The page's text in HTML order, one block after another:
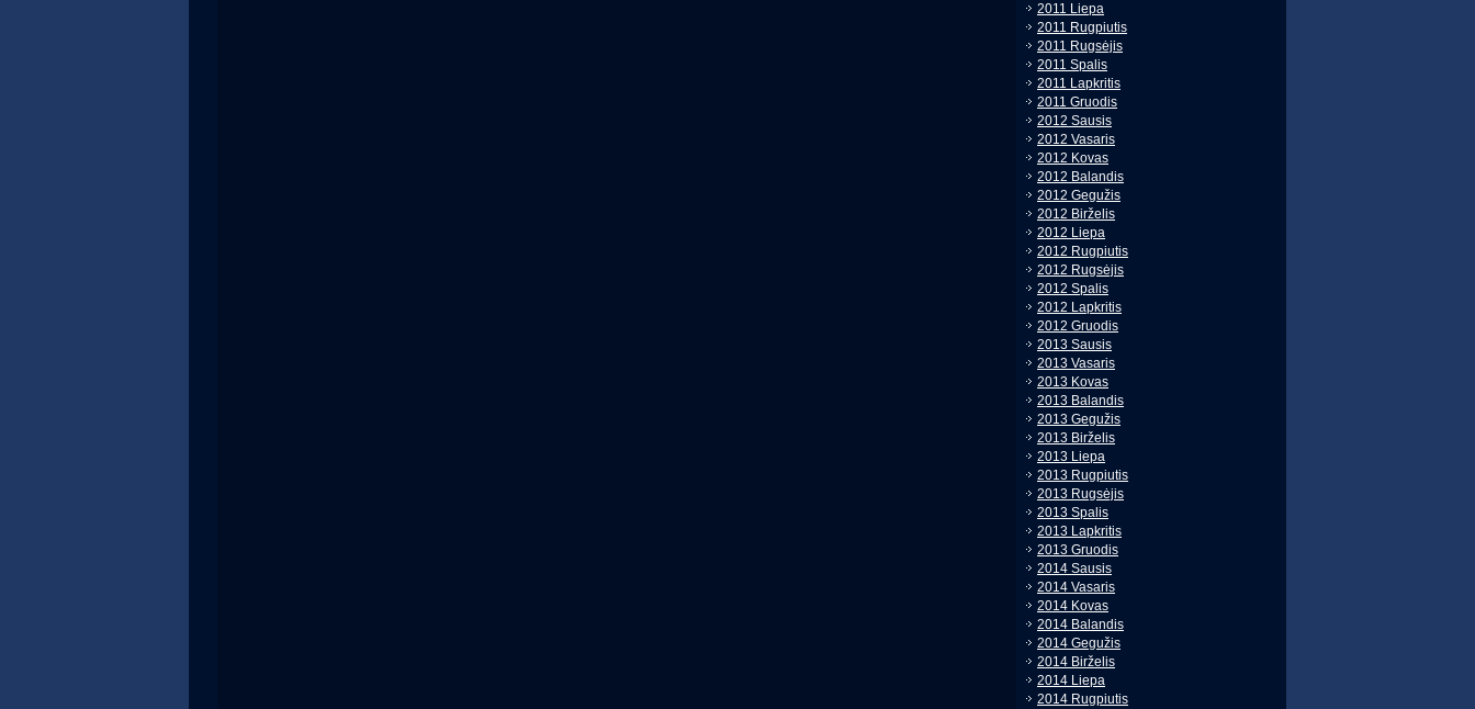
2011 Liepa
2011 Rugpiutis
2011 Rugsėjis
2011 Spalis
2011 Lapkritis
2011 Gruodis
2012 Sausis
2012 Vasaris
2012 Kovas
2012 Balandis
2012 Gegužis
2012 Birželis
2012 Liepa
2012 Rugpiutis
2012 Rugsėjis
2012 Spalis
2012 Lapkritis
2012 Gruodis
2013 Sausis
2013 Vasaris
2013 Kovas
2013 Balandis
2013 Gegužis
2013 Birželis
2013 Liepa
2013 Rugpiutis
2013 Rugsėjis
2013 Spalis
2013 Lapkritis
2013 Gruodis
2014 Sausis
2014 Vasaris
2014 Kovas
2014 Balandis
2014 Gegužis
2014 Birželis
2014 Liepa
2014 Rugpiutis